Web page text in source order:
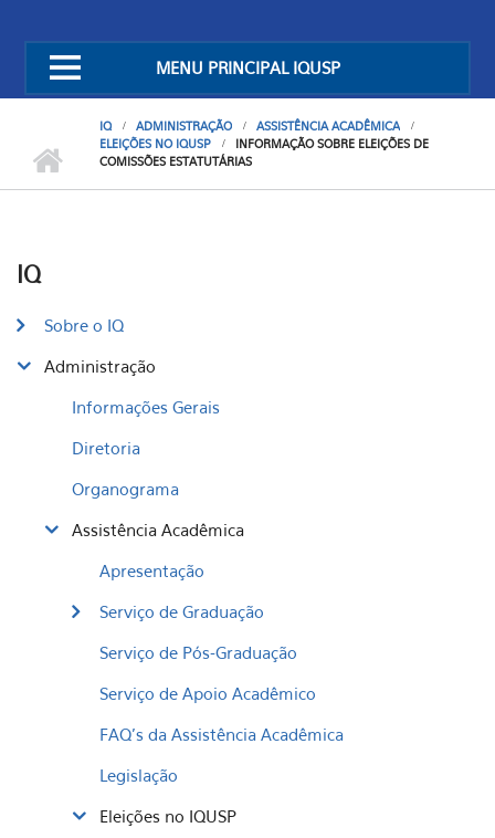
MENU PRINCIPAL IQUSP
IQ ADMINISTRAÇÃO
ASSISTÊNCIA ACADÊMICA
ELEIÇÕES NO IQUSP
INFORMAÇÃO SOBRE ELEIÇÕES DE
COMISSÕES ESTATUTÁRIAS
IQ
Sobre o IQ
Administração
Informações Gerais
Diretoria
Organograma
Assistência Acadêmica
Apresentação
Serviço de Graduação
Serviço de Pós-Graduação
Serviço de Apoio Acadêmico
FAQ's da Assistência Acadêmica
Legislação
Eleições no IQUSP